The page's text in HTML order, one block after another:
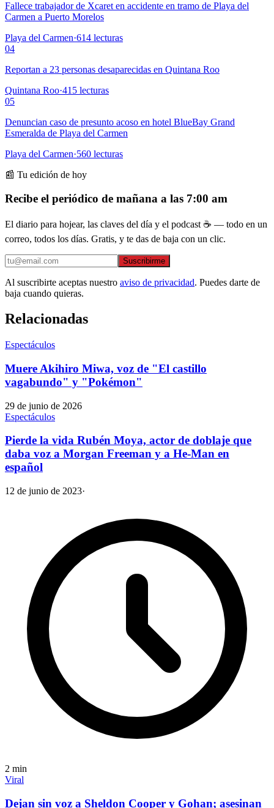
Fallece trabajador de Xcaret en accidente en tramo de Playa del
Carmen a Puerto Morelos
Playa del Carmen·614 lecturas
04
Reportan a 23 personas desaparecidas en Quintana Roo
Quintana Roo·415 lecturas
05
Denuncian caso de presunto acoso en hotel BlueBay Grand
Esmeralda de Playa del Carmen
Playa del Carmen·560 lecturas
📰 Tu edición de hoy
Recibe el periódico de mañana a las 7:00 am
El diario para hojear, las claves del día y el podcast ☕ — todo en un
correo, todos los días. Gratis, y te das de baja con un clic.
Suscribirme
Al suscribirte aceptas nuestro aviso de privacidad. Puedes darte de
baja cuando quieras.
Relacionadas
Espectáculos
Muere Akihiro Miwa, voz de "El castillo
vagabundo" y "Pokémon"
29 de junio de 2026
Espectáculos
Pierde la vida Rubén Moya, actor de doblaje que
daba voz a Morgan Freeman y a He-Man en
español
12 de junio de 2023·
2 min
Viral
Dejan sin voz a Sheldon Cooper y Gohan; asesinan